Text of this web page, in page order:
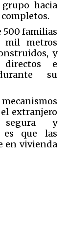
hacia
500 familias
mil metros
y
e
su
extranjero
y
es que las
en vivienda